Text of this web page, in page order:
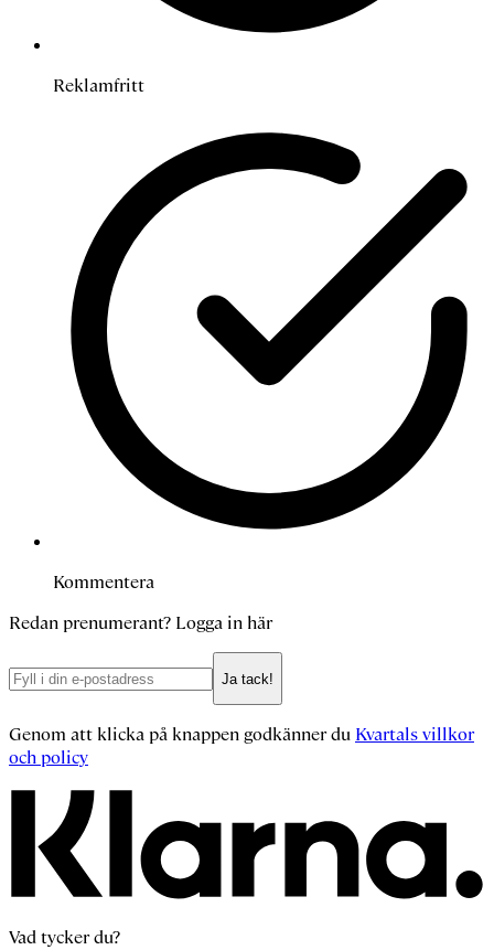
Reklamfritt
Kommentera
Redan prenumerant? Logga in här
Ja tack!
Genom att klicka på knappen godkänner du Kvartals villkor
och policy
Vad tycker du?